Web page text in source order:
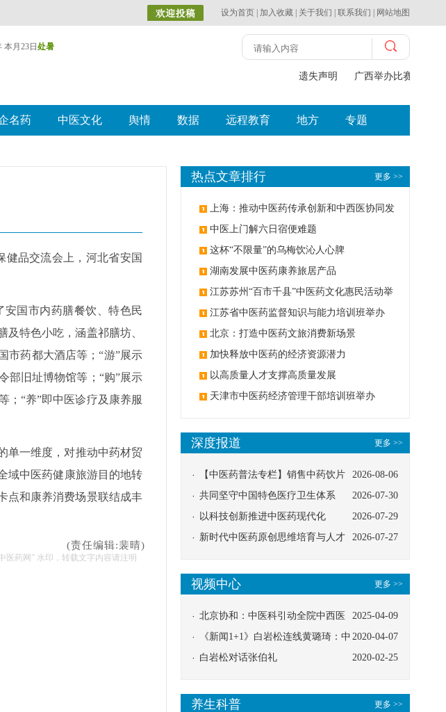
设为首页 加入收藏 关于我们 联系我们 网站地图
本月23日 处暑
遗失声明 广西举办比赛探索
名药 中医文化 舆情 数据 远程教育 地方 专题
健品交流会上，河北省安国
安国市内药膳餐饮、特色民
特色小吃，涵盖祁膳坊、
市药都大酒店等；“游”展示
部旧址博物馆等；“购”展示
；“养”即中医诊疗及康养服
单一维度，对推动中药材贸
域中医药健康旅游目的地转
点和康养消费场景联结成丰
(责任编辑:裴晴)
医药网” 水印，转载文字内容请注明
更多 >>
热点文章排行
上海：推动中医药传承创新和中西医协同发
展 中医上门解六日宿便难题
这杯“不限量”的乌梅饮沁人心脾
湖南发展中医药康养旅居产品
江苏苏州“百市千县”中医药文化惠民活动举
办 江苏省中医药监督知识与能力培训班举办
北京：打造中医药文旅消费新场景
加快释放中医药的经济资源潜力
以高质量人才支撑高质量发展
天津市中医药经济管理干部培训班举办
更多 >>
深度报道
2026-08-06
【中医药普法专栏】销售中药饮片
应告知煎服方法及注意事项
2026-07-30
共同坚守中国特色医疗卫生体系
2026-07-29
以科技创新推进中医药现代化
2026-07-27
新时代中医药原创思维培育与人才
更多 >>
视频中心
2025-04-09
北京协和：中医科引动全院中西医
协同
2020-04-07
《新闻1+1》白岩松连线黄璐琦：中
医救治的临床效果
2020-02-25
白岩松对话张伯礼
更多 >>
养生科普